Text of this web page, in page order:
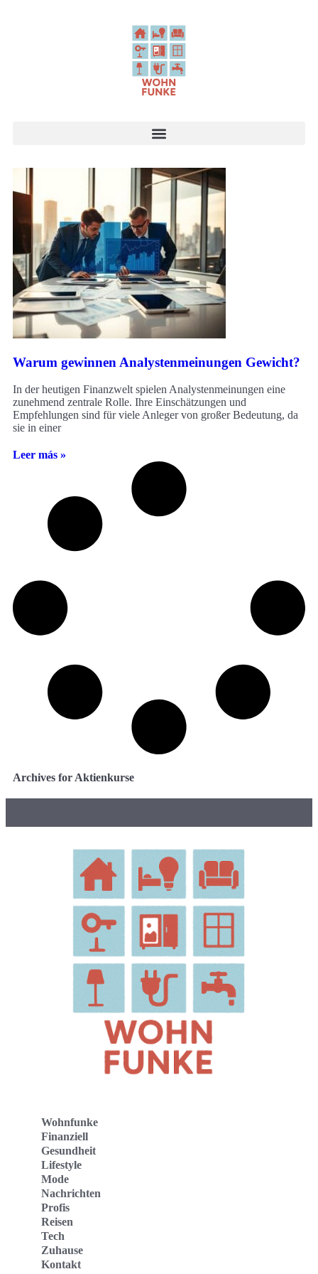
Warum gewinnen Analystenmeinungen Gewicht?
In der heutigen Finanzwelt spielen Analystenmeinungen eine
zunehmend zentrale Rolle. Ihre Einschätzungen und
Empfehlungen sind für viele Anleger von großer Bedeutung, da
sie in einer
Leer más »
Archives for Aktienkurse
Wohnfunke
Finanziell
Gesundheit
Lifestyle
Mode
Nachrichten
Profis
Reisen
Tech
Zuhause
Kontakt